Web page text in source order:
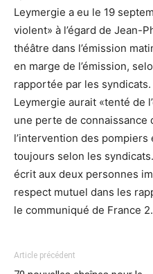
Leymergie a eu le 19
violent» à l’égard de Jean-
théâtre dans l’émission
en marge de l’émission,
rapportée par les
Leymergie aurait «tenté de
une perte de connaissance
l’intervention des pompiers
toujours selon les
écrit aux deux personnes
respect mutuel dans les
le communiqué de France 2.
Article précédent